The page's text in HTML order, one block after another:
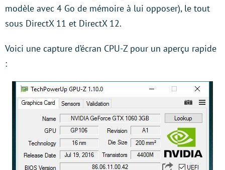
modèle avec 4 Go de mémoire à lui opposer), le tout
sous DirectX 11 et DirectX 12.
Voici une capture d’écran CPU-Z pour un aperçu rapide
: